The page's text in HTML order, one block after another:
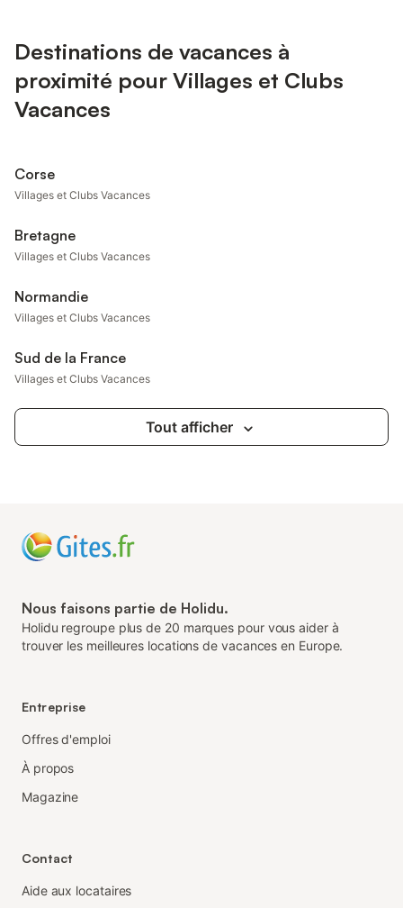
Destinations de vacances à
proximité pour Villages et Clubs
Vacances
Corse
Villages et Clubs Vacances
Bretagne
Villages et Clubs Vacances
Normandie
Villages et Clubs Vacances
Sud de la France
Villages et Clubs Vacances
Tout afficher
Nous faisons partie de Holidu.
Holidu regroupe plus de 20 marques pour vous aider à
trouver les meilleures locations de vacances en Europe.
Entreprise
Offres d'emploi
À propos
Magazine
Contact
Aide aux locataires